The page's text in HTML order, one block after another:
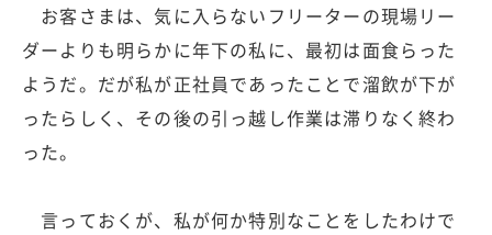
お客さまは、気に入らないフリーターの現場リー
ダーよりも明らかに年下の私に、最初は面食らった
ようだ。だが私が正社員であったことで溜飲が下が
ったらしく、その後の引っ越し作業は滞りなく終わ
った。
言っておくが、私が何か特別なことをしたわけで